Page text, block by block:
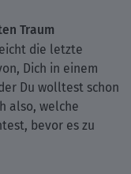
Traum
die letzte
Dich in einem
Du wolltest schon
also, welche
bevor es zu